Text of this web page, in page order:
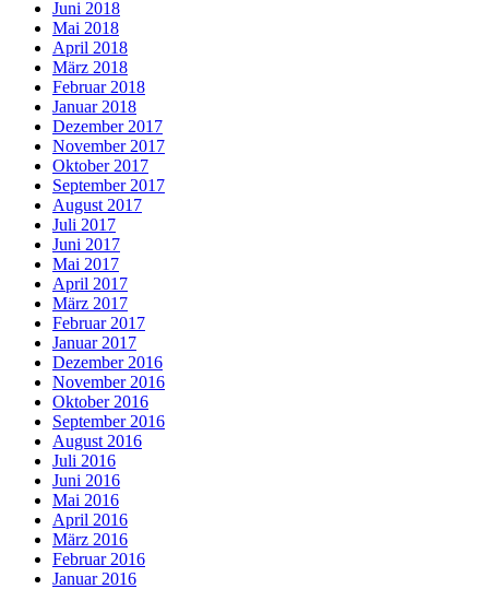
Juni 2018
Mai 2018
April 2018
März 2018
Februar 2018
Januar 2018
Dezember 2017
November 2017
Oktober 2017
September 2017
August 2017
Juli 2017
Juni 2017
Mai 2017
April 2017
März 2017
Februar 2017
Januar 2017
Dezember 2016
November 2016
Oktober 2016
September 2016
August 2016
Juli 2016
Juni 2016
Mai 2016
April 2016
März 2016
Februar 2016
Januar 2016